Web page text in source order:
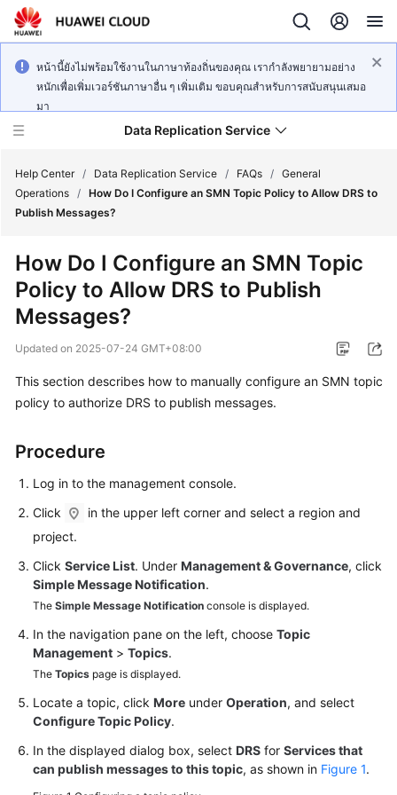
หน้านี้ยังไม่พร้อมใช้งานในภาษาท้องถิ่นของคุณ เรากำลังพยายามอย่าง
หนักเพื่อเพิ่มเวอร์ชันภาษาอื่น ๆ เพิ่มเติม ขอบคุณสำหรับการสนับสนุนเสมอ
มา
Data Replication Service
Service
Overview
Billing
Getting
Started
User
Best
Practices
Security
White
Paper
API
Reference
SDK
Reference
FAQs
Help Center / Data Replication Service / FAQs / General
Operations / How Do I Configure an SMN Topic Policy to Allow DRS to
Publish Messages?
How Do I Configure an SMN Topic
Policy to Allow DRS to Publish
Messages?
Updated on 2025-07-24 GMT+08:00
This section describes how to manually configure an SMN topic
policy to authorize DRS to publish messages.
Procedure
Log in to the management console.
Click
in the upper left corner and select a region and
project.
Click Service List. Under Management & Governance, click
Simple Message Notification.
The Simple Message Notification console is displayed.
In the navigation pane on the left, choose Topic
Management > Topics.
The Topics page is displayed.
Locate a topic, click More under Operation, and select
Configure Topic Policy.
In the displayed dialog box, select DRS for Services that
can publish messages to this topic, as shown in Figure 1.